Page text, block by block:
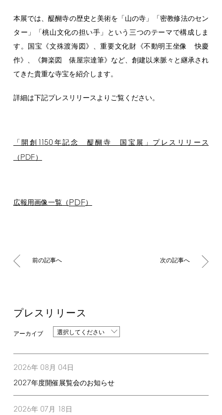
本展では、醍醐寺の歴史と美術を「山の寺」「密教修法のセン
ター」「桃山文化の担い手」という三つのテーマで構成しま
す。国宝《文殊渡海図》、重要文化財《不動明王坐像 快慶
作》、《舞楽図 俵屋宗達筆》など、創建以来脈々と継承され
てきた貴重な寺宝を紹介します。
詳細は下記プレスリリースよりご覧ください。
「開創 1150 年記念 醍醐寺 国宝展」プレスリリース
（PDF）
広報用画像一覧（PDF）
前の記事へ 次の記事へ
プレスリリース
選択してください
2026年 08月 04日
2027年度開催展覧会のお知らせ
2026年 07月 18 日